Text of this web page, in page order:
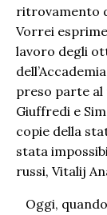
ritrovamento
Vorrei
lavoro degli
preso parte al
Giuffredi e
copie della
stata
russi, Vitalij
Oggi,